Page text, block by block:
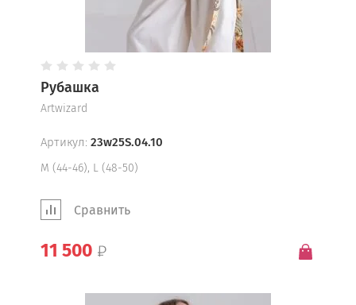
Рубашка
Artwizard
Артикул: 23w25S.04.10
М (44-46), L (48-50)
Сравнить
11 500